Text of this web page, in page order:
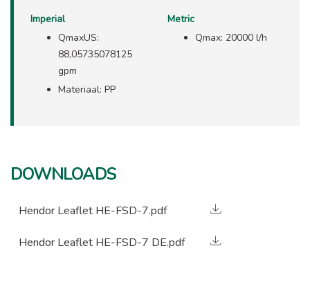
Metric
Qmax: 20000 l/h
Imperial
QmaxUS:
88,05735078125
gpm
Materiaal: PP
DOWNLOADS
Hendor Leaflet HE-FSD-7.pdf
Hendor Leaflet HE-FSD-7 DE.pdf